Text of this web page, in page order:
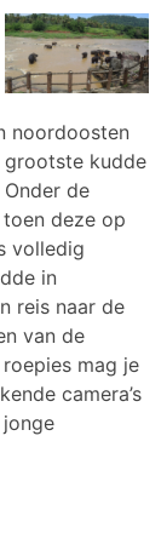
noordoosten
kudde
de
deze op
volledig
in
reis naar de
van de
mag je
camera’s